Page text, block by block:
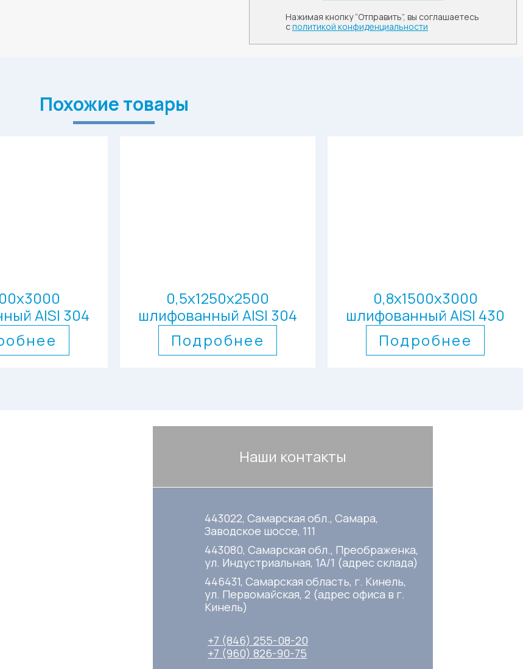
Нажимая кнопку “Отправить”, вы соглашаетесь
сполитикой конфиденциальности
Похожие товары
AISI 304
0,5х1250х2500
шлифованный AISI 304
Подробнее
0,8х1500х3000
шлифованный AISI 430
Подробнее
Наши контакты
443022, Самарская обл., Самара,
Заводское шоссе, 111
443080, Самарская обл., Преображенка,
ул. Индустриальная, 1А/1 (адрес склада)
446431, Самарская область, г. Кинель,
ул. Первомайская, 2 (адрес офиса в г.
Кинель)
+7 (846) 255-08-20
+7 (960) 826-90-75